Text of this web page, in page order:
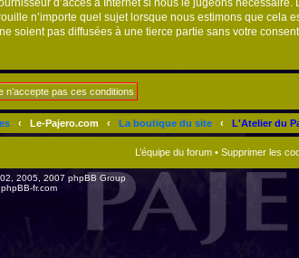
d’accès à Internet si nous le jugeons nécessaire.
n’importe quel sujet lorsque nous estimons que cela
pas diffusées à une tierce partie sans votre
‹ Le-Pajero.com ‹ La boutique du site ‹ L'Atelier du
L’équipe du forum • Supprimer les
2005, 2007 phpBB Group
phpBB-fr.com